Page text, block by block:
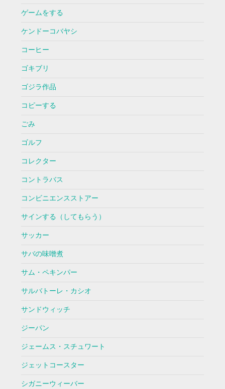
ゲームをする
ケンドーコバヤシ
コーヒー
ゴキブリ
ゴジラ作品
コピーする
ごみ
ゴルフ
コレクター
コントラバス
コンビニエンスストアー
サインする（してもらう）
サッカー
サバの味噌煮
サム・ペキンパー
サルバトーレ・カシオ
サンドウィッチ
ジーパン
ジェームス・スチュワート
ジェットコースター
シガニーウィーバー